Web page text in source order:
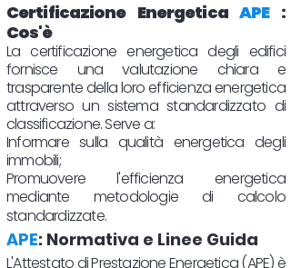
Certificazione EnergeticaAPE:
Cos'è
La certificazione energetica degli edifici
fornisce una valutazione chiara e
trasparente della loro efficienza energetica
attraverso un sistema standardizzato di
classificazione. Serve a:
Informare sulla qualità energetica degli
immobili;
Promuovere l'efficienza energetica
mediante metodologie di calcolo
standardizzate.
APE: Normativa e Linee Guida
L'Attestato di Prestazione Energetica (APE) è